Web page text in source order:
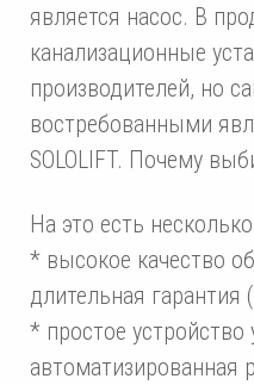
является насос. В
канализационные
производителей, но
востребованными
SOLOLIFT. Почему
На это есть
* высокое качество
длительная гарантия
* простое устройство
автоматизированная